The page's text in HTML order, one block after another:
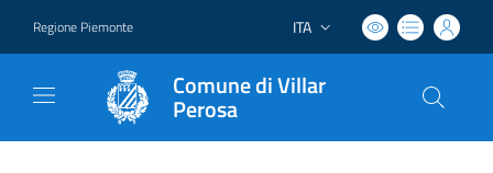
Regione Piemonte Lingua attiva:
ITA
Comune di Villar
Perosa